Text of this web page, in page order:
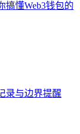
搞懂Web3钱包的
录与边界提醒